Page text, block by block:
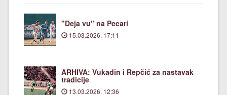
"Deja vu" na Pecari
15.03.2026. 17:11
ARHIVA: Vukadin i Repčić za nastavak
tradicije
13.03.2026. 12:36